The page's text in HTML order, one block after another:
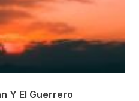
Y El Guerrero